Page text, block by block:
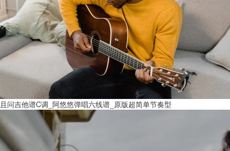
且问吉他谱C调_阿悠悠弹唱六线谱_原版超简单节奏型